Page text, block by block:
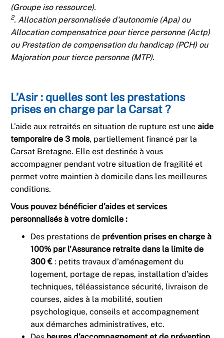
(Groupe iso ressource).
2. Allocation personnalisée d'autonomie (Apa) ou
Allocation compensatrice pour tierce personne (Actp)
ou Prestation de compensation du handicap (PCH) ou
Majoration pour tierce personne (MTP).
L’Asir : quelles sont les prestations
prises en charge par la Carsat ?
L’aide aux retraités en situation de rupture est une aide
temporaire de 3 mois, partiellement financé par la
Carsat Bretagne. Elle est destinée à vous
accompagner pendant votre situation de fragilité et
permet votre maintien à domicile dans les meilleures
conditions.
Vous pouvez bénéficier d’aides et services
personnalisés à votre domicile :
Des prestations de prévention prises en charge à
100% par l'Assurance retraite dans la limite de
300 € : petits travaux d’aménagement du
logement, portage de repas, installation d’aides
techniques, téléassistance sécurité, livraison de
courses, aides à la mobilité, soutien
psychologique, conseils et accompagnement
aux démarches administratives, etc.